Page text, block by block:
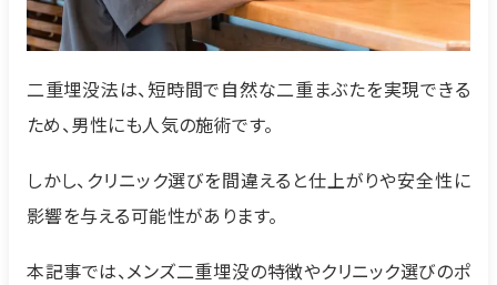
二重埋没法は、短時間で自然な二重まぶたを実現できる
ため、男性にも人気の施術です。
しかし、クリニック選びを間違えると仕上がりや安全性に
影響を与える可能性があります。
本記事では、メンズ二重埋没の特徴やクリニック選びのポ